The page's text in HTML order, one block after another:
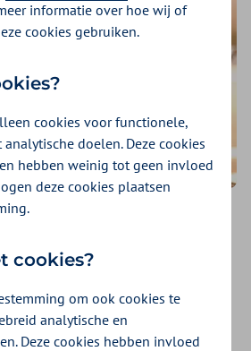
leeg: de kracht
| Een artikel als onderdeel van
informatie over hoe wij of
cookies gebruiken.
cookies voor functionele,
doelen. Deze cookies
hebben weinig tot geen invloed
deze cookies plaatsen
cookies?
om ook cookies te
analytische en
Deze cookies hebben invloed